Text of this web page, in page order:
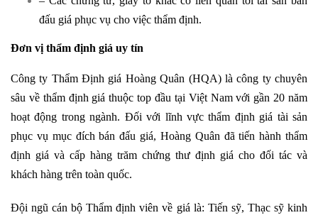
đấu giá phục vụ cho việc thẩm định.
Đơn vị thẩm định giá uy tín
Công ty Thẩm Định giá Hoàng Quân (HQA) là công ty chuyên
sâu về thẩm định giá thuộc top đầu tại Việt Nam với gần 20 năm
hoạt động trong ngành. Đối với lĩnh vực thẩm định giá tài sản
phục vụ mục đích bán đấu giá, Hoàng Quân đã tiến hành thẩm
định giá và cấp hàng trăm chứng thư định giá cho đối tác và
khách hàng trên toàn quốc.
Đội ngũ cán bộ Thẩm định viên về giá là: Tiến sỹ, Thạc sỹ kinh